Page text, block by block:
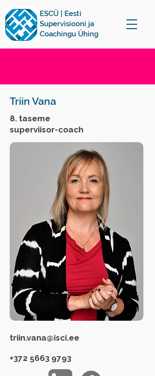
ESCÜ | Eesti
Supervisiooni ja
Coachingu Ühing
Triin Vana
8. taseme
superviisor-coach
triin.vana@isci.ee
+372 5663 9793